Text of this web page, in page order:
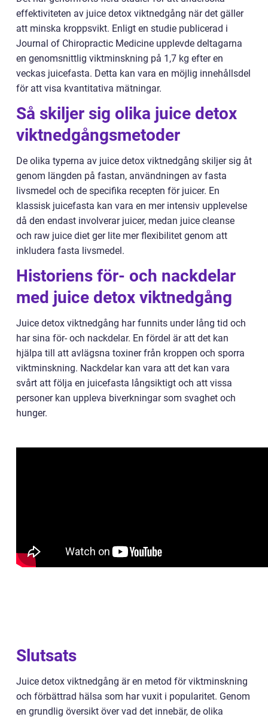
effektiviteten av juice detox viktnedgång när det gäller
att minska kroppsvikt. Enligt en studie publicerad i
Journal of Chiropractic Medicine upplevde deltagarna
en genomsnittlig viktminskning på 1,7 kg efter en
veckas juicefasta. Detta kan vara en möjlig innehållsdel
för att visa kvantitativa mätningar.
Så skiljer sig olika juice detox
viktnedgångsmetoder
De olika typerna av juice detox viktnedgång skiljer sig åt
genom längden på fastan, användningen av fasta
livsmedel och de specifika recepten för juicer. En
klassisk juicefasta kan vara en mer intensiv upplevelse
då den endast involverar juicer, medan juice cleanse
och raw juice diet ger lite mer flexibilitet genom att
inkludera fasta livsmedel.
Historiens för- och nackdelar
med juice detox viktnedgång
Juice detox viktnedgång har funnits under lång tid och
har sina för- och nackdelar. En fördel är att det kan
hjälpa till att avlägsna toxiner från kroppen och sporra
viktminskning. Nackdelar kan vara att det kan vara
svårt att följa en juicefasta långsiktigt och att vissa
personer kan uppleva biverkningar som svaghet och
hunger.
Slutsats
Juice detox viktnedgång är en metod för viktminskning
och förbättrad hälsa som har vuxit i popularitet. Genom
en grundlig översikt över vad det innebär, de olika